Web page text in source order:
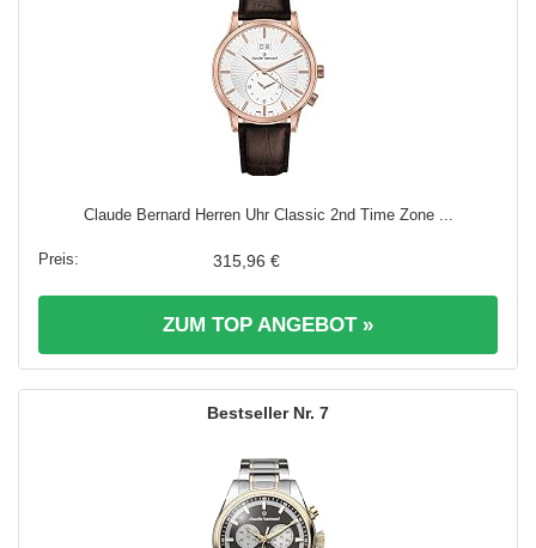
Claude Bernard Herren Uhr Classic 2nd Time Zone ...
315,96 €
ZUM TOP ANGEBOT »
7